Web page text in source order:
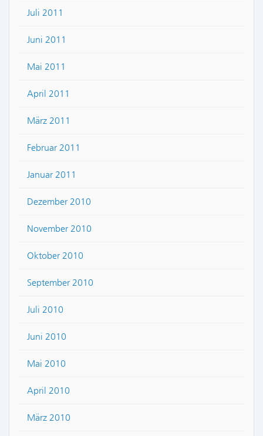
Juli 2011
Juni 2011
Mai 2011
April 2011
März 2011
Februar 2011
Januar 2011
Dezember 2010
November 2010
Oktober 2010
September 2010
Juli 2010
Juni 2010
Mai 2010
April 2010
März 2010